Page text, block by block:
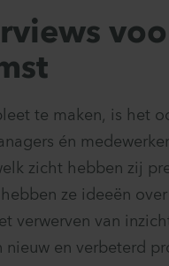
te maken, is het
én
zicht hebben zij
ze ideeën
verwerven van
nieuw en verbeterd